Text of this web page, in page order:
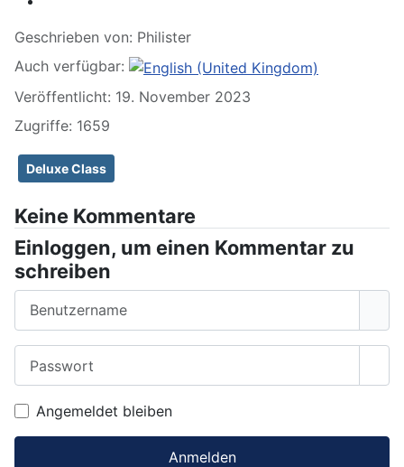
Geschrieben von: Philister
Auch verfügbar:
Veröffentlicht: 19. November 2023
Zugriffe: 1659
Deluxe Class
Keine Kommentare
Einloggen, um einen Kommentar zu
schreiben
Angemeldet bleiben
Anmelden